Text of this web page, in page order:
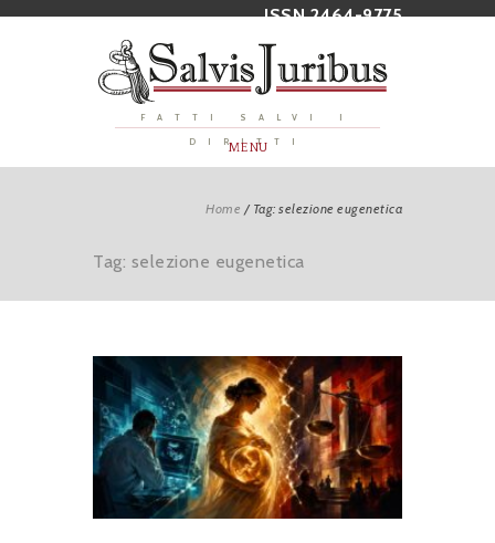
ISSN 2464-9775
FATTI SALVI I
DIRITTI
MENU
Home / Tag: selezione eugenetica
Tag: selezione eugenetica